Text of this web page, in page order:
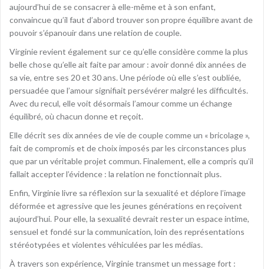
aujourd’hui de se consacrer à elle-même et à son enfant,
convaincue qu’il faut d’abord trouver son propre équilibre avant de
pouvoir s’épanouir dans une relation de couple.
Virginie revient également sur ce qu’elle considère comme la plus
belle chose qu’elle ait faite par amour : avoir donné dix années de
sa vie, entre ses 20 et 30 ans. Une période où elle s’est oubliée,
persuadée que l’amour signifiait persévérer malgré les difficultés.
Avec du recul, elle voit désormais l’amour comme un échange
équilibré, où chacun donne et reçoit.
Elle décrit ses dix années de vie de couple comme un « bricolage »,
fait de compromis et de choix imposés par les circonstances plus
que par un véritable projet commun. Finalement, elle a compris qu’il
fallait accepter l’évidence : la relation ne fonctionnait plus.
Enfin, Virginie livre sa réflexion sur la sexualité et déplore l’image
déformée et agressive que les jeunes générations en reçoivent
aujourd’hui. Pour elle, la sexualité devrait rester un espace intime,
sensuel et fondé sur la communication, loin des représentations
stéréotypées et violentes véhiculées par les médias.
À travers son expérience, Virginie transmet un message fort :